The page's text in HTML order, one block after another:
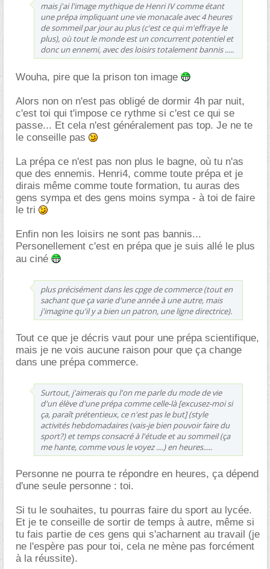
mais j'ai l'image mythique de Henri IV comme étant
une prépa impliquant une vie monacale avec 4 heures
de sommeil par jour au plus (c'est ce qui m'effraye le
plus), où tout le monde est un concurrent potentiel et
donc un ennemi, avec des loisirs totalement bannis .....
Wouha, pire que la prison ton image
Alors non on n'est pas obligé de dormir 4h par nuit,
c'est toi qui t'impose ce rythme si c'est ce qui se
passe... Et cela n'est généralement pas top. Je ne te
le conseille pas
La prépa ce n'est pas non plus le bagne, où tu n'as
que des ennemis. Henri4, comme toute prépa et je
dirais même comme toute formation, tu auras des
gens sympa et des gens moins sympa - à toi de faire
le tri
Enfin non les loisirs ne sont pas bannis...
Personellement c'est en prépa que je suis allé le plus
au ciné
plus précisément dans les cpge de commerce (tout en
sachant que ça varie d'une année à une autre, mais
j'imagine qu'il y a bien un patron, une ligne directrice).
Tout ce que je décris vaut pour une prépa scientifique,
mais je ne vois aucune raison pour que ça change
dans une prépa commerce.
Surtout, j'aimerais qu l'on me parle du mode de vie
d'un élève d'une prépa comme celle-là [excusez-moi si
ça, paraît prétentieux, ce n'est pas le but] (style
activités hebdomadaires (vais-je bien pouvoir faire du
sport?) et temps consacré à l'étude et au sommeil (ça
me hante, comme vous le voyez ....) en heures.....
Personne ne pourra te répondre en heures, ça dépend
d'une seule personne : toi.
Si tu le souhaites, tu pourras faire du sport au lycée.
Et je te conseille de sortir de temps à autre, même si
tu fais partie de ces gens qui s'acharnent au travail (je
ne l'espère pas pour toi, cela ne mène pas forcément
à la réussite).